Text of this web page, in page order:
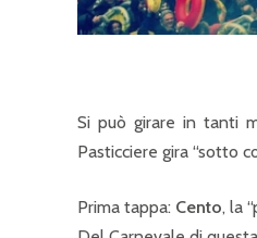
Si può girare in tanti
Pasticciere gira “sotto
Prima tappa: Cento, la